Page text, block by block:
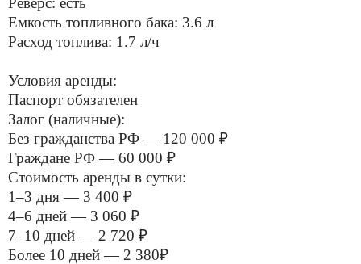
Емкость топливного бака: 3.6 л
Расход топлива: 1.7 л/ч
Условия аренды:
Паспорт обязателен
Залог (наличные):
Без гражданства РФ — 120 000 ₽
Граждане РФ — 60 000 ₽
Стоимость аренды в сутки:
1–3 дня — 3 400 ₽
4–6 дней — 3 060 ₽
7–10 дней — 2 720 ₽
Более 10 дней — 2 380₽